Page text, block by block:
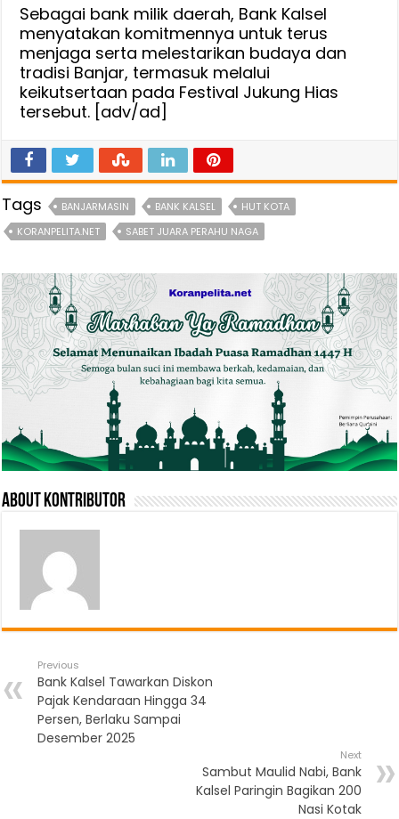
Sebagai bank milik daerah, Bank Kalsel
menyatakan komitmennya untuk terus
menjaga serta melestarikan budaya dan
tradisi Banjar, termasuk melalui
keikutsertaan pada Festival Jukung Hias
tersebut. [adv/ad]
Tags BANJARMASIN BANK KALSEL
HUT KOTA
KORANPELITA.NET
SABET JUARA PERAHU NAGA
About Kontributor
Previous
Bank Kalsel Tawarkan Diskon
Pajak Kendaraan Hingga 34
Persen, Berlaku Sampai
Desember 2025
Next
Sambut Maulid Nabi, Bank
Kalsel Paringin Bagikan 200
Nasi Kotak